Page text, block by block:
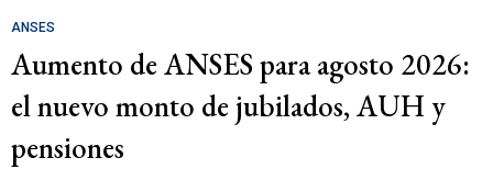
ANSES
Aumento de ANSES para agosto 2026:
el nuevo monto de jubilados, AUH y
pensiones